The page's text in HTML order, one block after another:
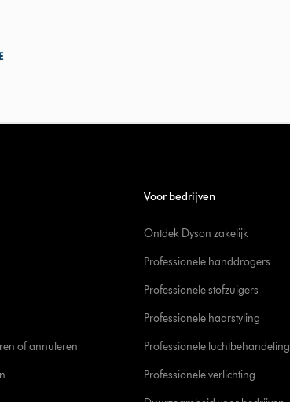
of annuleren
Voor bedrijven
Ontdek Dyson zakelijk
Professionele handdrogers
Professionele stofzuigers
Professionele haarstyling
Professionele luchtbehandeling
Professionele verlichting